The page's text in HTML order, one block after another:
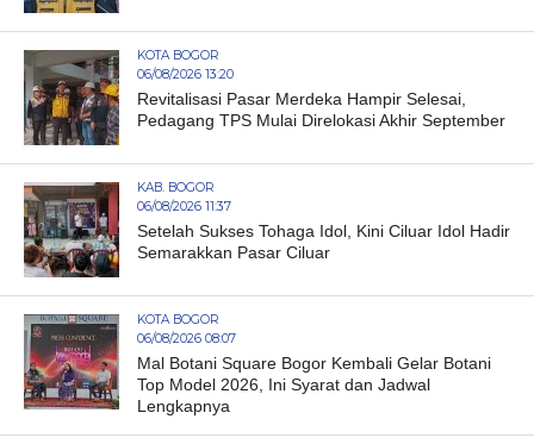
KOTA BOGOR
06/08/2026 13:20
Revitalisasi Pasar Merdeka Hampir Selesai,
Pedagang TPS Mulai Direlokasi Akhir September
KAB. BOGOR
06/08/2026 11:37
Setelah Sukses Tohaga Idol, Kini Ciluar Idol Hadir
Semarakkan Pasar Ciluar
KOTA BOGOR
06/08/2026 08:07
Mal Botani Square Bogor Kembali Gelar Botani
Top Model 2026, Ini Syarat dan Jadwal
Lengkapnya